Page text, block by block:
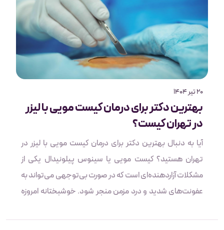
20 تیر 1404
بهترین دکتر برای درمان کیست مویی با لیزر
در تهران کیست؟
آیا به دنبال بهترین دکتر برای درمان کیست مویی با لیزر در
تهران هستید؟ کیست مویی یا سینوس پیلونیدال یکی از
مشکلات آزاردهنده‌ای است که در صورت بی‌توجهی می‌تواند به
عفونت‌های شدید و درد مزمن منجر شود. خوشبختانه امروزه
جایگزین جراحی سنتی شده است. انتخاب پزشک ماهر و